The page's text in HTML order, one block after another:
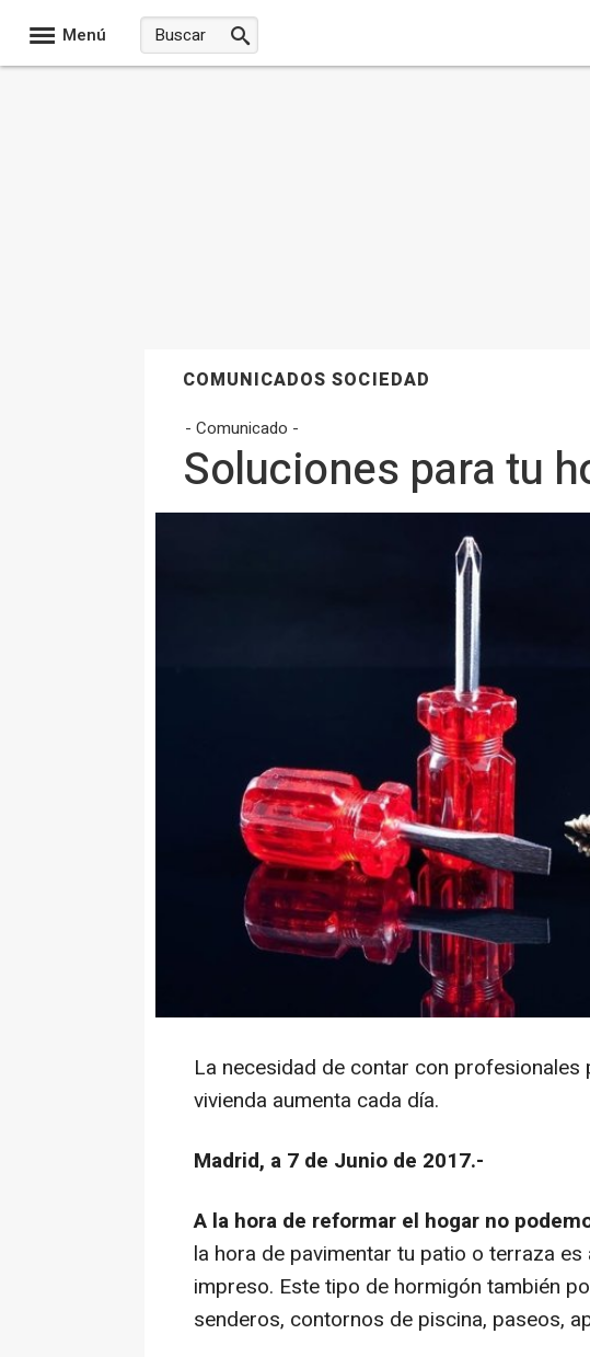
Menú
COMUNICADOS SOCIEDAD
- Comunicado -
Soluciones para tu
La necesidad de contar con
vivienda aumenta cada día.
Madrid, a 7 de Junio de 2017.-
A la hora de reformar el hogar no
la hora de pavimentar tu patio o terraza
impreso. Este tipo de hormigón también
senderos, contornos de piscina, paseos,